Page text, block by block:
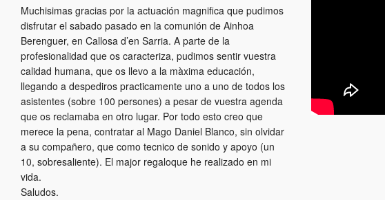
Muchisimas gracias por la actuación magnifica que pudimos
disfrutar el sabado pasado en la comunión de Ainhoa
Berenguer, en Callosa d’en Sarria. A parte de la
profesionalidad que os caracteriza, pudimos sentir vuestra
calidad humana, que os llevo a la màxima educación,
llegando a despediros practicamente uno a uno de todos los
asistentes (sobre 100 persones) a pesar de vuestra agenda
que os reclamaba en otro lugar. Por todo esto creo que
merece la pena, contratar al Mago Daniel Blanco, sin olvidar
a su compañero, que como tecnico de sonido y apoyo (un
10, sobresaliente). El major regaloque he realizado en mi
vida.
Saludos.